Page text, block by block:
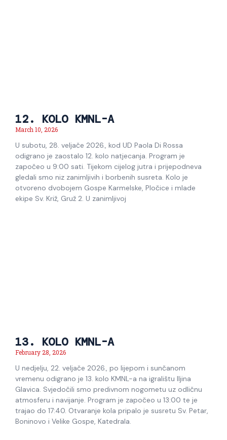
12. KOLO KMNL-A
March 10, 2026
U subotu, 28. veljače 2026., kod UD Paola Di Rossa
odigrano je zaostalo 12. kolo natjecanja. Program je
započeo u 9:00 sati. Tijekom cijelog jutra i prijepodneva
gledali smo niz zanimljivih i borbenih susreta. Kolo je
otvoreno dvobojem Gospe Karmelske, Pločice i mlade
ekipe Sv. Križ, Gruž 2. U zanimljivoj
13. KOLO KMNL-A
February 28, 2026
U nedjelju, 22. veljače 2026., po lijepom i sunčanom
vremenu odigrano je 13. kolo KMNL-a na igralištu Iljina
Glavica. Svjedočili smo predivnom nogometu uz odličnu
atmosferu i navijanje. Program je započeo u 13:00 te je
trajao do 17:40. Otvaranje kola pripalo je susretu Sv. Petar,
Boninovo i Velike Gospe, Katedrala.